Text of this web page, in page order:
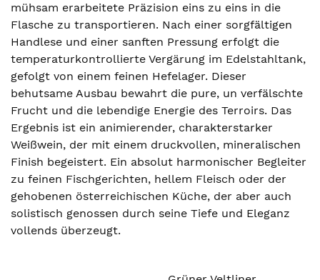
mühsam erarbeitete Präzision eins zu eins in die
Flasche zu transportieren. Nach einer sorgfältigen
Handlese und einer sanften Pressung erfolgt die
temperaturkontrollierte Vergärung im Edelstahltank,
gefolgt von einem feinen Hefelager. Dieser
behutsame Ausbau bewahrt die pure, un verfälschte
Frucht und die lebendige Energie des Terroirs. Das
Ergebnis ist ein animierender, charakterstarker
Weißwein, der mit einem druckvollen, mineralischen
Finish begeistert. Ein absolut harmonischer Begleiter
zu feinen Fischgerichten, hellem Fleisch oder der
gehobenen österreichischen Küche, der aber auch
solistisch genossen durch seine Tiefe und Eleganz
vollends überzeugt.